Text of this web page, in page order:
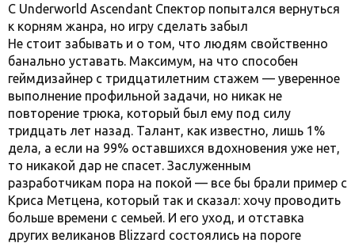
С Underworld Ascendant Спектор попытался вернуться
к корням жанра, но игру сделать забыл
Не стоит забывать и о том, что людям свойственно
банально уставать. Максимум, на что способен
геймдизайнер с тридцатилетним стажем — уверенное
выполнение профильной задачи, но никак не
повторение трюка, который был ему под силу
тридцать лет назад. Талант, как известно, лишь 1%
дела, а если на 99% оставшихся вдохновения уже нет,
то никакой дар не спасет. Заслуженным
разработчикам пора на покой — все бы брали пример с
Криса Метцена, который так и сказал: хочу проводить
больше времени с семьей. И его уход, и отставка
других великанов Blizzard состоялись на пороге